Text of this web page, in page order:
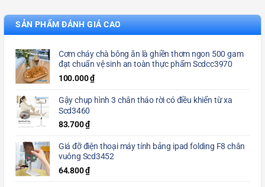
SẢN PHẨM ĐÁNH GIÁ CAO
Cơm cháy chà bông ăn là ghiền thơm ngon 500 gam
đạt chuẩn vệ sinh an toàn thực phẩm Scdcc3970
100.000₫
Gậy chụp hình 3 chân tháo rời có điều khiển từ xa
Scd3460
83.700₫
Giá đỡ điện thoại máy tính bảng ipad folding F8 chân
vuông Scd3452
64.800₫